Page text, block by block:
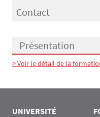
Contact
Présentation
Présentation
> Voir le détail de la
UNIVERSITÉ